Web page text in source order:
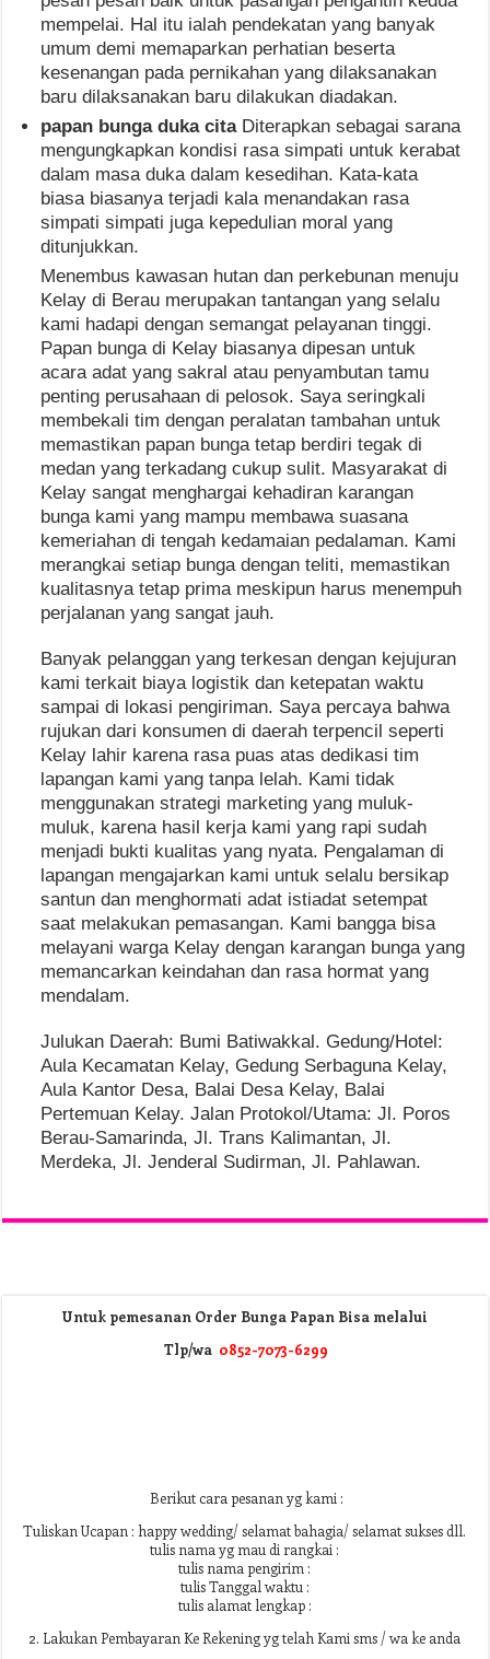
mempelai. Hal itu ialah pendekatan yang banyak
umum demi memaparkan perhatian beserta
kesenangan pada pernikahan yang dilaksanakan
baru dilaksanakan baru dilakukan diadakan.
papan bunga duka cita Diterapkan sebagai sarana
mengungkapkan kondisi rasa simpati untuk kerabat
dalam masa duka dalam kesedihan. Kata-kata
biasa biasanya terjadi kala menandakan rasa
simpati simpati juga kepedulian moral yang
ditunjukkan.
Menembus kawasan hutan dan perkebunan menuju
Kelay di Berau merupakan tantangan yang selalu
kami hadapi dengan semangat pelayanan tinggi.
Papan bunga di Kelay biasanya dipesan untuk
acara adat yang sakral atau penyambutan tamu
penting perusahaan di pelosok. Saya seringkali
membekali tim dengan peralatan tambahan untuk
memastikan papan bunga tetap berdiri tegak di
medan yang terkadang cukup sulit. Masyarakat di
Kelay sangat menghargai kehadiran karangan
bunga kami yang mampu membawa suasana
kemeriahan di tengah kedamaian pedalaman. Kami
merangkai setiap bunga dengan teliti, memastikan
kualitasnya tetap prima meskipun harus menempuh
perjalanan yang sangat jauh.
Banyak pelanggan yang terkesan dengan kejujuran
kami terkait biaya logistik dan ketepatan waktu
sampai di lokasi pengiriman. Saya percaya bahwa
rujukan dari konsumen di daerah terpencil seperti
Kelay lahir karena rasa puas atas dedikasi tim
lapangan kami yang tanpa lelah. Kami tidak
menggunakan strategi marketing yang muluk-
muluk, karena hasil kerja kami yang rapi sudah
menjadi bukti kualitas yang nyata. Pengalaman di
lapangan mengajarkan kami untuk selalu bersikap
santun dan menghormati adat istiadat setempat
saat melakukan pemasangan. Kami bangga bisa
melayani warga Kelay dengan karangan bunga yang
memancarkan keindahan dan rasa hormat yang
mendalam.
Julukan Daerah: Bumi Batiwakkal. Gedung/Hotel:
Aula Kecamatan Kelay, Gedung Serbaguna Kelay,
Aula Kantor Desa, Balai Desa Kelay, Balai
Pertemuan Kelay. Jalan Protokol/Utama: Jl. Poros
Berau-Samarinda, Jl. Trans Kalimantan, Jl.
Merdeka, Jl. Jenderal Sudirman, Jl. Pahlawan.
Untuk pemesanan Order Bunga Papan Bisa melalui
Tlp/wa 0852-7073-6299
Berikut cara pesanan yg kami :
Tuliskan Ucapan : happy wedding/ selamat bahagia/ selamat sukses dll.
tulis nama yg mau di rangkai :
tulis nama pengirim :
tulis Tanggal waktu :
tulis alamat lengkap :
2. Lakukan Pembayaran Ke Rekening yg telah Kami sms / wa ke anda